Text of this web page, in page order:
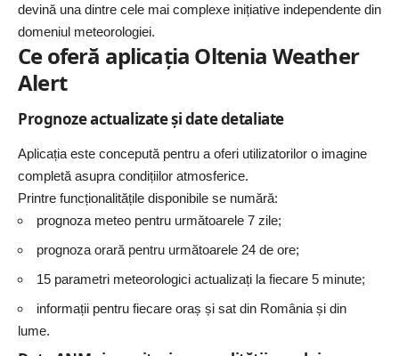
devină una dintre cele mai complexe inițiative independente din
domeniul meteorologiei.
Ce oferă aplicația Oltenia Weather
Alert
Prognoze actualizate și date detaliate
Aplicația este concepută pentru a oferi utilizatorilor o imagine
completă asupra condițiilor atmosferice.
Printre funcționalitățile disponibile se numără:
prognoza meteo pentru următoarele 7 zile;
prognoza orară pentru următoarele 24 de ore;
15 parametri meteorologici actualizați la fiecare 5 minute;
informații pentru fiecare oraș și sat din România și din
lume.